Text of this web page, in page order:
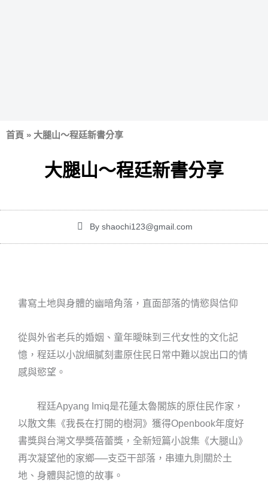
首頁 » 大腿山～程廷新書分享
大腿山～程廷新書分享
By shaochi123@gmail.com
書寫土地與身體的幽暗角落，直面部落的情慾與信仰
從與外省老兵的婚姻、童年曖昧到三代女性的文化記
憶，程廷以小說細膩刻畫原住民日常中難以說出口的情
感與慾望。
程廷Apyang Imiq是花蓮太魯閣族的原住民作家，
以散文集《我長在打開的樹洞》獲得Openbook年度好
書獎與台灣文學獎蓓蕾獎，全新短篇小說集《大腿山》
再次凝望他的家鄉──支亞干部落，串連九則關於土
地、身體與記憶的故事。